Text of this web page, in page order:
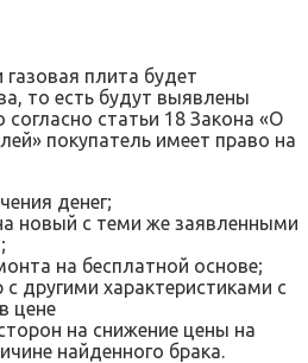
газовая плита будет
то есть будут выявлены
статьи 18 Закона «О
покупатель имеет право на
денег;
новый с теми же заявленными
на бесплатной основе;
другими характеристиками с
цене
на снижение цены на
найденного брака.